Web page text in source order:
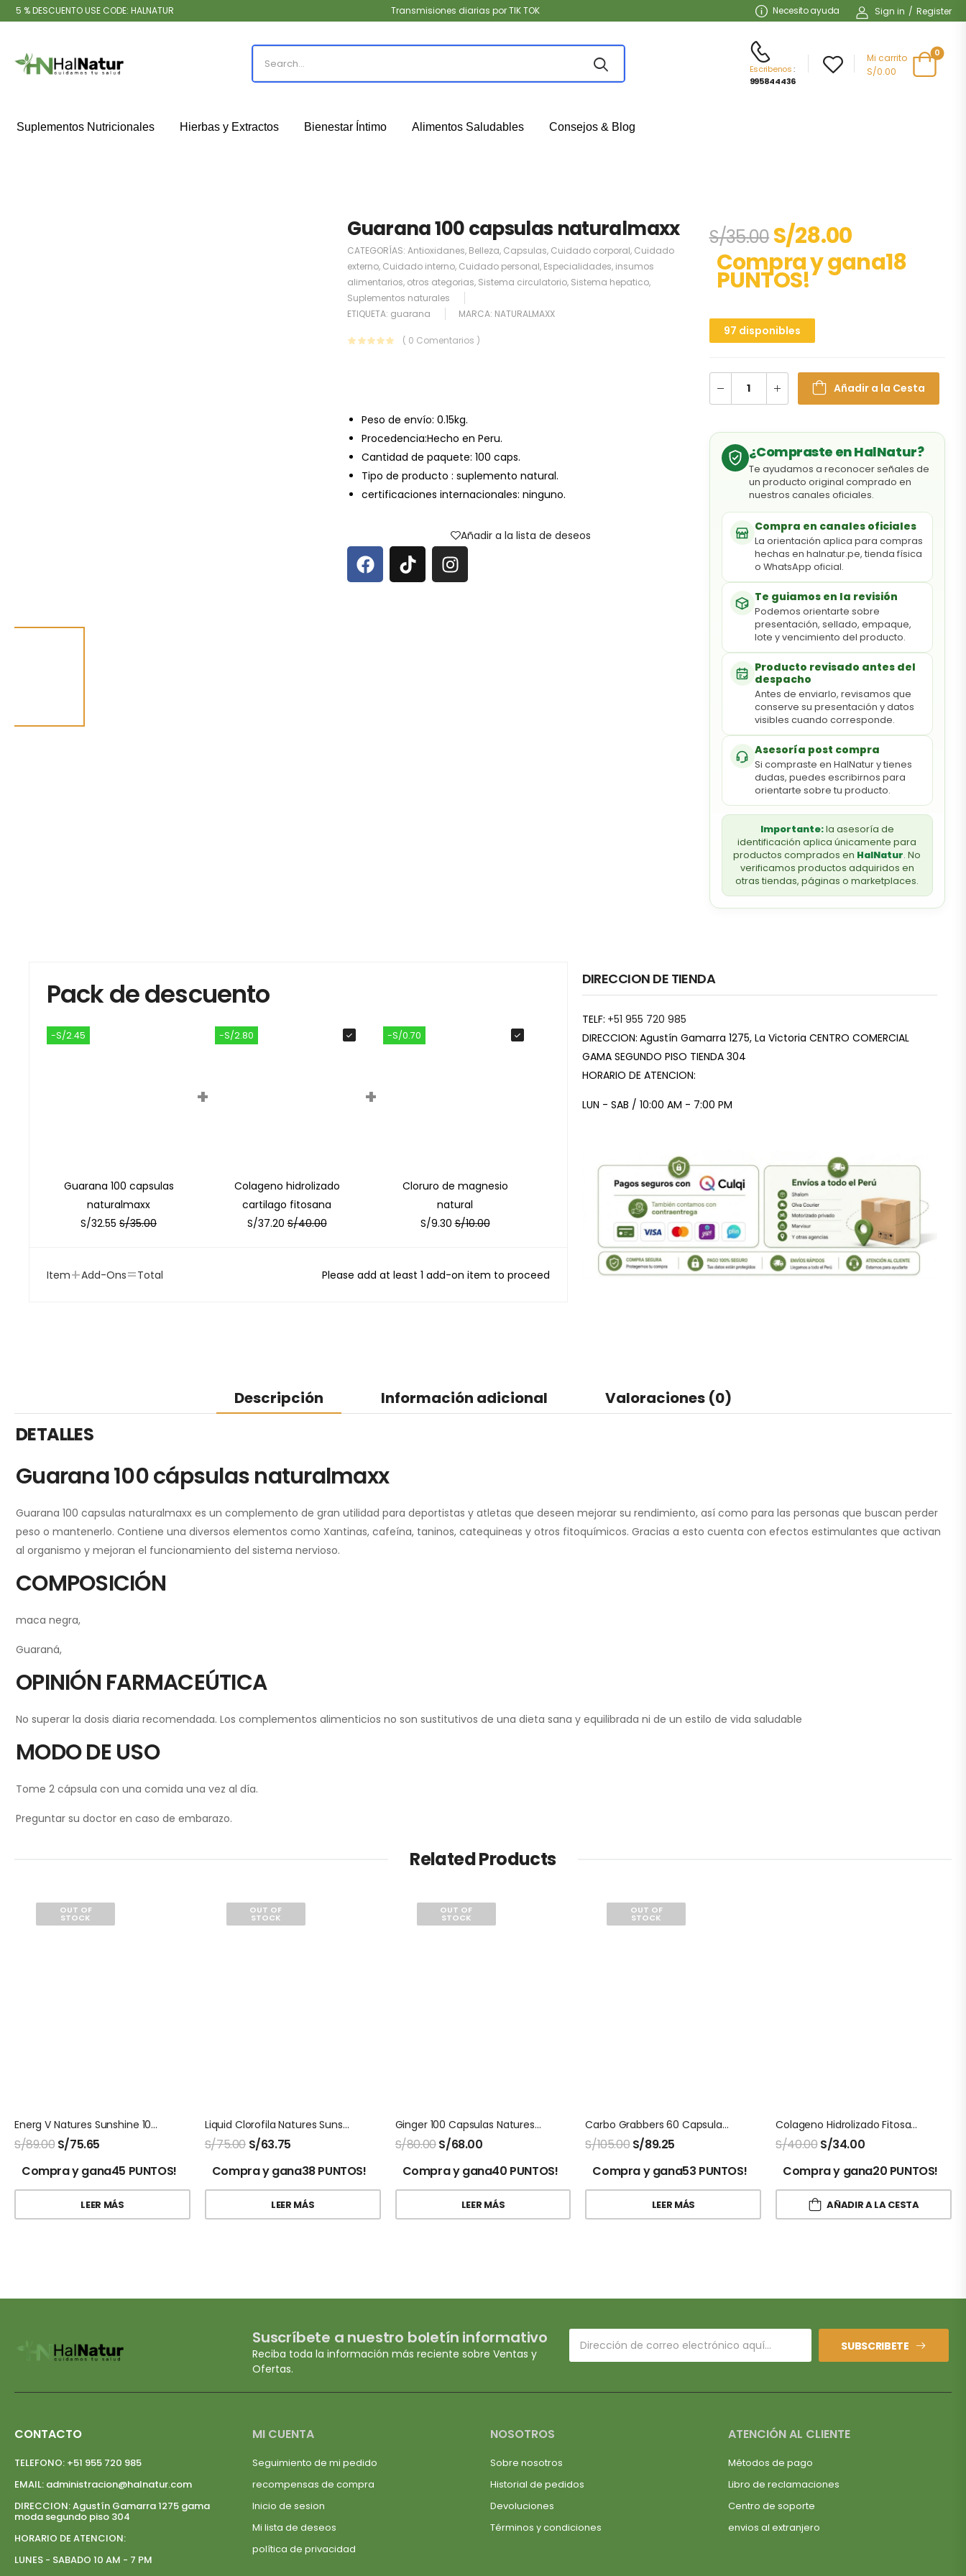
5 % DESCUENTO USE CODE: HALNATUR Transmisiones diarias por TIK TOK Necesito ayuda Sign in / Register
Escribenos:
995844436
Mi carrito
S/0.00
0
Suplementos Nutricionales Hierbas y Extractos Bienestar Íntimo Alimentos Saludables Consejos & Blog
Guarana 100 capsulas naturalmaxx
CATEGORÍAS:Antioxidanes, Belleza, Capsulas, Cuidado corporal, Cuidado
externo, Cuidado interno, Cuidado personal, Especialidades, insumos
alimentarios, otros ategorias, Sistema circulatorio, Sistema hepatico,
Suplementos naturales
ETIQUETA: guarana MARCA: NATURALMAXX
( 0 Comentarios )
Peso de envío: 0.15kg.
Procedencia:Hecho en Peru.
Cantidad de paquete: 100 caps.
Tipo de producto : suplemento natural.
certificaciones internacionales: ninguno.
Añadir a la lista de deseos
S/35.00 S/28.00
Compra y gana18
PUNTOS!
97 disponibles
Añadir a la Cesta
¿Compraste en HalNatur?
Te ayudamos a reconocer señales de
un producto original comprado en
nuestros canales oficiales.
Compra en canales oficiales
La orientación aplica para compras
hechas en halnatur.pe, tienda física
o WhatsApp oficial.
Te guiamos en la revisión
Podemos orientarte sobre
presentación, sellado, empaque,
lote y vencimiento del producto.
Producto revisado antes del
despacho
Antes de enviarlo, revisamos que
conserve su presentación y datos
visibles cuando corresponde.
Asesoría post compra
Si compraste en HalNatur y tienes
dudas, puedes escribirnos para
orientarte sobre tu producto.
Importante:la asesoría de
identificación aplica únicamente para
productos comprados en HalNatur. No
verificamos productos adquiridos en
otras tiendas, páginas o marketplaces.
Pack de descuento
-S/2.45
Guarana 100 capsulas
naturalmaxx
S/32.55 S/35.00
+
-S/2.80
Colageno hidrolizado
cartilago fitosana
S/37.20 S/40.00
+
-S/0.70
Cloruro de magnesio
natural
S/9.30 S/10.00
Item+Add-Ons=Total Please add at least 1 add-on item to proceed
DIRECCION DE TIENDA
TELF: +51 955 720 985
DIRECCION: Agustín Gamarra 1275, La Victoria CENTRO COMERCIAL
GAMA SEGUNDO PISO TIENDA 304
HORARIO DE ATENCION:
LUN - SAB / 10:00 AM - 7:00 PM
Descripción Información adicional Valoraciones (0)
DETALLES
Guarana 100 cápsulas naturalmaxx
Guarana 100 capsulas naturalmaxx es un complemento de gran utilidad para deportistas y atletas que deseen mejorar su rendimiento, así como para las personas que buscan perder
peso o mantenerlo. Contiene una diversos elementos como Xantinas, cafeína, taninos, catequineas y otros fitoquímicos. Gracias a esto cuenta con efectos estimulantes que activan
al organismo y mejoran el funcionamiento del sistema nervioso.
COMPOSICIÓN
maca negra,
Guaraná,
OPINIÓN FARMACEÚTICA
No superar la dosis diaria recomendada. Los complementos alimenticios no son sustitutivos de una dieta sana y equilibrada ni de un estilo de vida saludable
MODO DE USO
Tome 2 cápsula con una comida una vez al día.
Preguntar su doctor en caso de embarazo.
Related Products
OUT OF
STOCK
Energ V Natures Sunshine 100 Capsulas
S/89.00 S/75.65
Compra y gana45 PUNTOS!
LEER MÁS
OUT OF
STOCK
Liquid Clorofila Natures Sunshine
S/75.00 S/63.75
Compra y gana38 PUNTOS!
LEER MÁS
OUT OF
STOCK
Ginger 100 Capsulas Natures Sunshine
S/80.00S/68.00
Compra y gana40 PUNTOS!
LEER MÁS
OUT OF
STOCK
Carbo Grabbers 60 Capsulas Natures Sunshine
S/105.00 S/89.25
Compra y gana53 PUNTOS!
LEER MÁS
Colageno Hidrolizado Fitosana
S/40.00 S/34.00
Compra y gana20 PUNTOS!
AÑADIR A LA CESTA
Suscríbete a nuestro boletín informativo
Reciba toda la información más reciente sobre Ventas y
Ofertas.
SUBSCRIBETE
CONTACTO
TELEFONO: +51 955 720 985
EMAIL: administracion@halnatur.com
DIRECCION:Agustín Gamarra 1275 gama
moda segundo piso 304
HORARIO DE ATENCION:
LUNES - SABADO 10 AM - 7 PM
MI CUENTA
Seguimiento de mi pedido
recompensas de compra
Inicio de sesion
Mi lista de deseos
política de privacidad
NOSOTROS
Sobre nosotros
Historial de pedidos
Devoluciones
Términos y condiciones
ATENCIÓN AL CLIENTE
Métodos de pago
Libro de reclamaciones
Centro de soporte
envios al extranjero